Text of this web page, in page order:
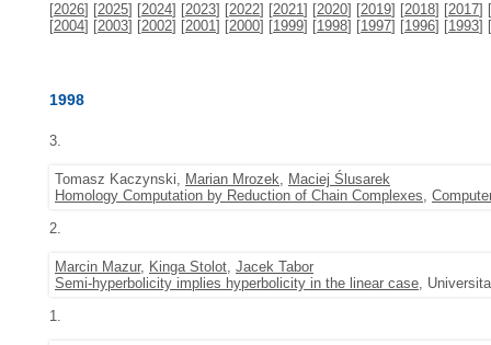
[2026] [2025] [2024] [2023] [2022] [2021] [2020] [2019] [2018] [2017] [
[2004] [2003] [2002] [2001] [2000] [1999] [1998] [1997] [1996] [1993] [
1998
3.
Tomasz Kaczynski, Marian Mrozek, Maciej Ślusarek
Homology Computation by Reduction of Chain Complexes,
2.
Marcin Mazur, Kinga Stolot, Jacek Tabor
Semi-hyperbolicity implies hyperbolicity in the linear case,
1.